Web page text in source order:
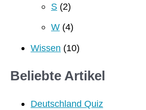
S (2)
W (4)
Wissen (10)
Beliebte Artikel
Deutschland Quiz